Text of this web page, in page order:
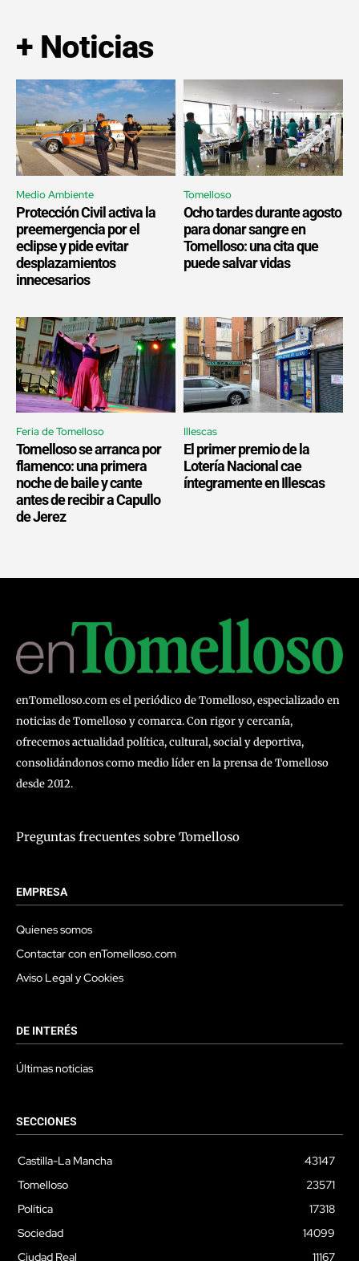
+ Noticias
Medio Ambiente
Protección Civil activa la
preemergencia por el
eclipse y pide evitar
desplazamientos
innecesarios
Tomelloso
Ocho tardes durante agosto
para donar sangre en
Tomelloso: una cita que
puede salvar vidas
Feria de Tomelloso
Tomelloso se arranca por
flamenco: una primera
noche de baile y cante
antes de recibir a Capullo
de Jerez
Illescas
El primer premio de la
Lotería Nacional cae
íntegramente en Illescas
enTomelloso.com es el periódico de Tomelloso, especializado en
noticias de Tomelloso y comarca. Con rigor y cercanía,
ofrecemos actualidad política, cultural, social y deportiva,
consolidándonos como medio líder en la prensa de Tomelloso
desde 2012.
Preguntas frecuentes sobre Tomelloso
EMPRESA
Quienes somos
Contactar con enTomelloso.com
Aviso Legal y Cookies
DE INTERÉS
Últimas noticias
SECCIONES
Castilla-La Mancha
43147
Tomelloso
23571
Política
17318
Sociedad
14099
Ciudad Real
11167